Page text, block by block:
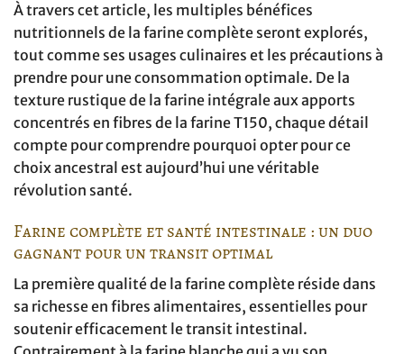
À travers cet article, les multiples bénéfices
nutritionnels de la farine complète seront explorés,
tout comme ses usages culinaires et les précautions à
prendre pour une consommation optimale. De la
texture rustique de la farine intégrale aux apports
concentrés en fibres de la farine T150, chaque détail
compte pour comprendre pourquoi opter pour ce
choix ancestral est aujourd’hui une véritable
révolution santé.
Farine complète et santé intestinale : un duo
gagnant pour un transit optimal
La première qualité de la farine complète réside dans
sa richesse en fibres alimentaires, essentielles pour
soutenir efficacement le transit intestinal.